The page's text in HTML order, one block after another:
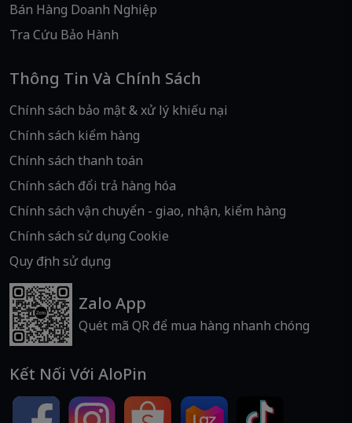
Bán Hàng Doanh Nghiệp
Tra Cứu Bảo Hành
Thông Tin Và Chính Sách
Chính sách bảo mật & xử lý khiếu nại
Chính sách kiểm hàng
Chính sách thanh toán
Chính sách đổi trả hàng hóa
Chính sách vận chuyển - giao, nhận, kiểm hàng
Chính sách sử dụng Cookie
Quy định sử dụng
Zalo App
Quét mã QR để mua hàng nhanh chóng
Kết Nối Với AloPin